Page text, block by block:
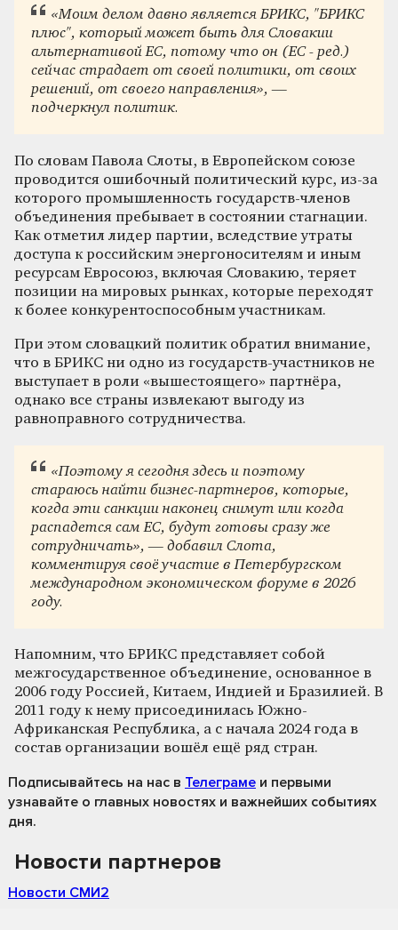
«Моим делом давно является БРИКС, "БРИКС
плюс", который может быть для Словакии
альтернативой ЕС, потому что он (ЕС - ред.)
сейчас страдает от своей политики, от своих
решений, от своего направления», —
подчеркнул политик.
По словам Павола Слоты, в Европейском союзе
проводится ошибочный политический курс, из-за
которого промышленность государств-членов
объединения пребывает в состоянии стагнации.
Как отметил лидер партии, вследствие утраты
доступа к российским энергоносителям и иным
ресурсам Евросоюз, включая Словакию, теряет
позиции на мировых рынках, которые переходят
к более конкурентоспособным участникам.
При этом словацкий политик обратил внимание,
что в БРИКС ни одно из государств-участников не
выступает в роли «вышестоящего» партнёра,
однако все страны извлекают выгоду из
равноправного сотрудничества.
«Поэтому я сегодня здесь и поэтому
стараюсь найти бизнес-партнеров, которые,
когда эти санкции наконец снимут или когда
распадется сам ЕС, будут готовы сразу же
сотрудничать», — добавил Слота,
комментируя своё участие в Петербургском
международном экономическом форуме в 2026
году.
Напомним, что БРИКС представляет собой
межгосударственное объединение, основанное в
2006 году Россией, Китаем, Индией и Бразилией. В
2011 году к нему присоединилась Южно-
Африканская Республика, а с начала 2024 года в
состав организации вошёл ещё ряд стран.
Подписывайтесь на нас в Телеграме и первыми
узнавайте о главных новостях и важнейших событиях
дня.
Новости партнеров
Новости СМИ2